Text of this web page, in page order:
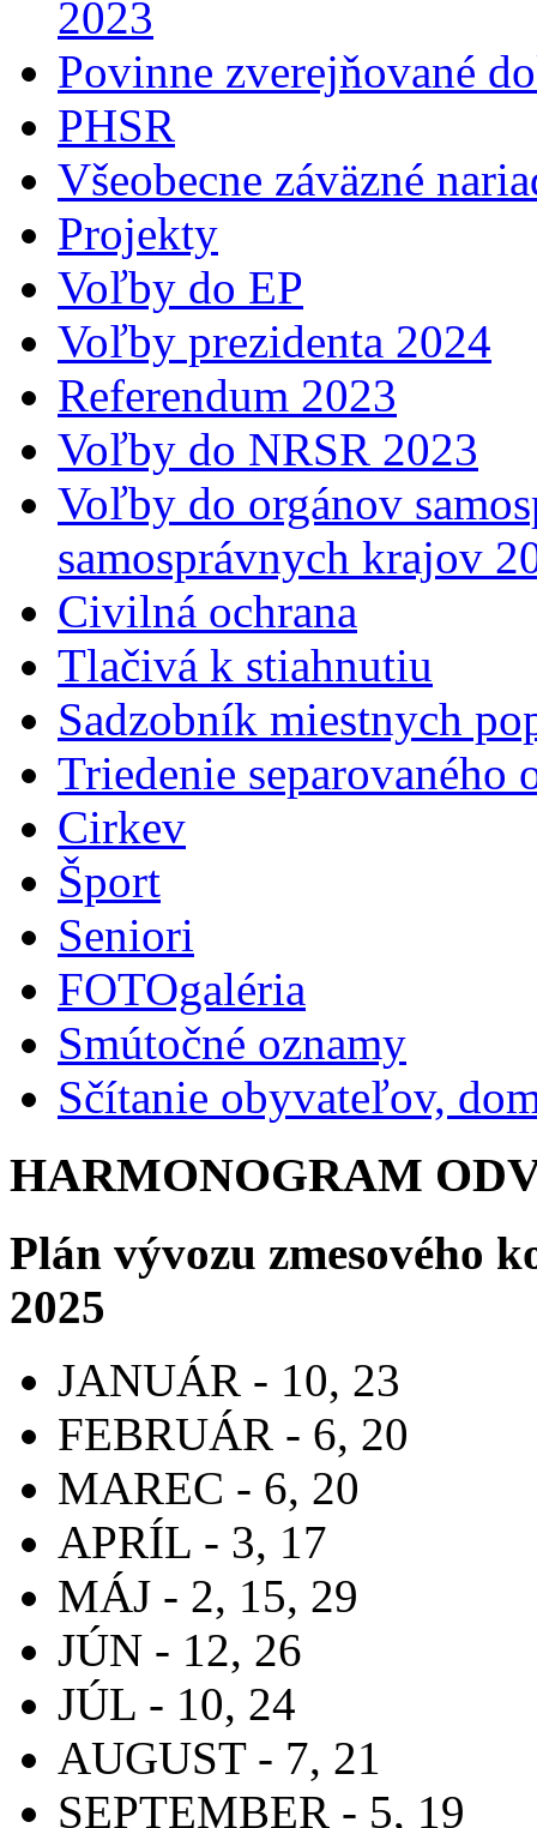
2023
Povinne zverejňované
PHSR
Všeobecne záväzné
Projekty
Voľby do EP
Voľby prezidenta 2024
Referendum 2023
Voľby do NRSR 2023
Voľby do orgánov
samosprávnych krajov
Civilná ochrana
Tlačivá k stiahnutiu
Sadzobník miestnych
Triedenie separovaného
Cirkev
Šport
Seniori
FOTOgaléria
Smútočné oznamy
Sčítanie obyvateľov,
HARMONOGRAM
Plán vývozu zmesového
2025
JANUÁR - 10, 23
FEBRUÁR - 6, 20
MAREC - 6, 20
APRÍL - 3, 17
MÁJ - 2, 15, 29
JÚN - 12, 26
JÚL - 10, 24
AUGUST - 7, 21
SEPTEMBER - 5, 19